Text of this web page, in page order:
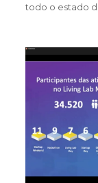
todo o estado